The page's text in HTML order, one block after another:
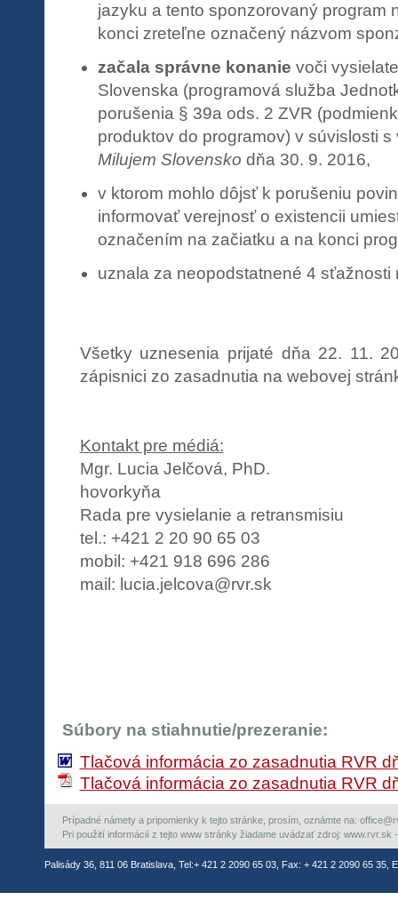
jazyku a tento sponzorovaný program
konci zreteľne označený názvom
začala správne konanie voči
Slovenska (programová služba
porušenia § 39a ods. 2 ZVR
produktov do programov) v súvislosti
Milujem Slovensko dňa 30. 9. 2016,
v ktorom mohlo dôjsť k porušeniu
informovať verejnosť o existencii
označením na začiatku a na konci
uznala za neopodstatnené 4 sťažnosti
Všetky uznesenia prijaté dňa 22. 11.
zápisnici zo zasadnutia na webovej
Kontakt pre médiá:
Mgr. Lucia Jelčová, PhD.
hovorkyňa
Rada pre vysielanie a retransmisiu
tel.: +421 2 20 90 65 03
mobil: +421 918 696 286
mail: lucia.jelcova@rvr.sk
Súbory na stiahnutie/prezeranie:
Tlačová informácia zo zasadnutia RVR
Tlačová informácia zo zasadnutia RVR
Prípadné námety a pripomienky k tejto stránke, prosím, oznámte na:
Pri použití informácií z tejto www stránky žiadame uvádzať zdroj: www.rvr.sk
Palisády 36, 811 06 Bratislava, Tel:+ 421 2 2090 65 03, Fax: + 421 2 2090 65 35,